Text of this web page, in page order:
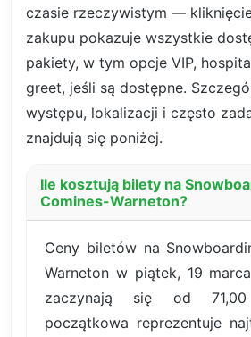
czasie rzeczywistym —
zakupu pokazuje wszystkie
pakiety, w tym opcje VIP,
greet, jeśli są dostępne.
występu, lokalizacji i często
znajdują się poniżej.
Ile kosztują bilety na
Comines-Warneton?
Ceny biletów na
Warneton w piątek, 19
zaczynają się od
początkowa reprezentuje